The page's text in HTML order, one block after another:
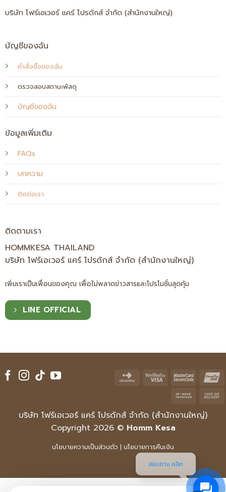
บริษัท โฟร์เอเวอร์ แคร์ โปรดักส์ จำกัด (สำนักงานใหญ่)
บัญชีของฉัน
คำสั่งซื้อของฉัน
ตรวจสอบสถานะพัสดุ
บัญชีของฉัน
ข้อมูลเพิ่มเติม
FAQs
บทความ
ติดต่อเรา
ติดตามเรา
HOMMKESA THAILAND
บริษัท โฟร์เอเวอร์ แคร์ โปรดักส์ จำกัด (สำนักงานใหญ่)
เพิ่มเราเป็นเพื่อนของคุณ เพื่อไม่พลาดข่าวสารและโปรโมชั่นสุดคุ้ม
LINE OFFICIAL
บริษัท โฟร์เอเวอร์ แคร์ โปรดักส์ จำกัด (สำนักงานใหญ่)
Copyright 2026 © Homm Kesa
นโยบายความเป็นส่วนตัว | นโยบายการคืนเงิน
Click
Visa
Bank
สอบถาม คลิก